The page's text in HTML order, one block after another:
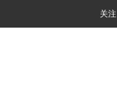
关注